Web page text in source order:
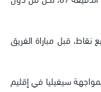
نقاط، قبل مباراة الفريق
سيفيليا في إقليم